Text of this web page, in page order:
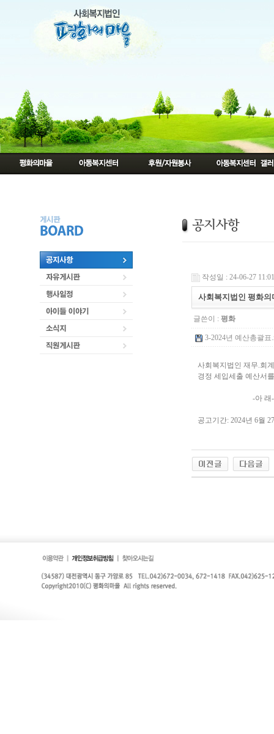
작성일 : 24-06-27 11:01
사회복지법인 평화의
글쓴이 : 평화
3-2024년 예산총괄표
사회복지법인 재무.회
경정 세입세출 예산서
-아 래-
공고기간: 2024년 6월